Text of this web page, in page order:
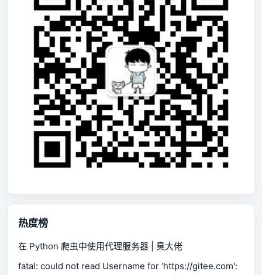
热度榜
在 Python 爬虫中使用代理服务器 | 臭大佬
fatal: could not read Username for 'https://gitee.com':